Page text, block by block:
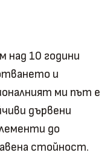
над 10 години
и
ми път е
дървени
до
стойност.